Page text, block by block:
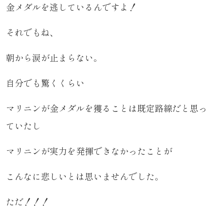
金メダルを逃しているんですよ！
それでもね、
朝から涙が止まらない。
自分でも驚くくらい
マリニンが金メダルを獲ることは既定路線だと思っ
ていたし
マリニンが実力を発揮できなかったことが
こんなに悲しいとは思いませんでした。
ただ！！！